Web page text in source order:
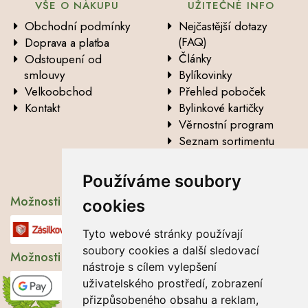
Používáme soubory
cookies
Tyto webové stránky používají
soubory cookies a další sledovací
nástroje s cílem vylepšení
uživatelského prostředí, zobrazení
přizpůsobeného obsahu a reklam,
VŠE O NÁKUPU
Obchodní podmínky
Doprava a platba
Odstoupení od
smlouvy
Velkoobchod
Kontakt
UŽITEČNÉ INFO
Nejčastější dotazy
(FAQ)
Články
Bylíkovinky
Přehled poboček
Bylinkové kartičky
Věrnostní program
Seznam sortimentu
údajů
Možnosti dopravy
Možnosti platby